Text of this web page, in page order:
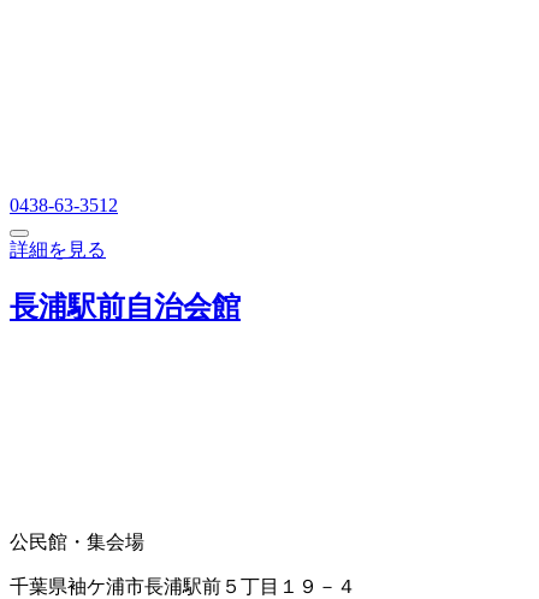
0438-63-3512
詳細を見る
長浦駅前自治会館
公民館・集会場
千葉県袖ケ浦市長浦駅前５丁目１９－４